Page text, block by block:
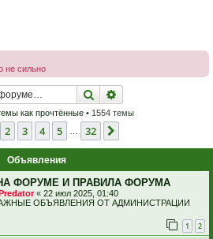
не сильно
Поиск
как прочтённые • 1554 темы
из 32
2 3 4 5 32
Объявления
ФОРУМЕ И ПРАВИЛА ФОРУМА
« 22 июл 2025, 01:40
ОБЪЯВЛЕНИЯ ОТ АДМИНИСТРАЦИИ
1 2